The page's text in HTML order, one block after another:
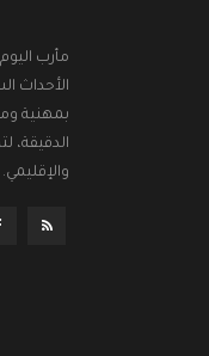
مأرب
الأحداث
بمهنية
الدقيقة،
والإقليمي.